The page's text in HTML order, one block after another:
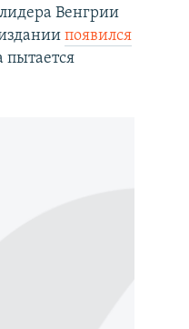
Венгрии
появился
пытается